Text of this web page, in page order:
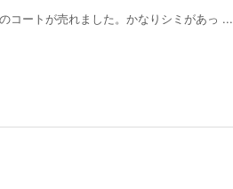
コートが売れました。かなりシミがあっ ...